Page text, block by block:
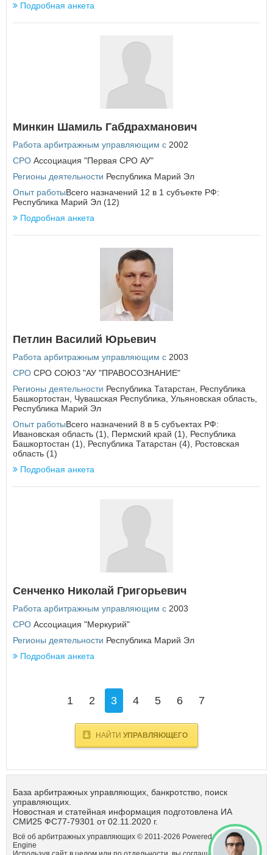
Подробная анкета
Минкин Шамиль Габдрахманович
Работа арбитражным управляющим с 2002
СРО Ассоциация "Первая СРО АУ"
Регионы деятельности Республика Марий Эл
Опыт работыВсего назначений 12 в 1 субъекте РФ:
Республика Марий Эл (12)
Подробная анкета
Петлин Василий Юрьевич
Работа арбитражным управляющим с 2003
СРО СРО СОЮЗ "АУ "ПРАВОСОЗНАНИЕ"
Регионы деятельности Республика Татарстан
Республика
Башкортостан
Чувашская Республика Ульяновская область
Республика Марий Эл
Опыт работыВсего назначений 8 в 5 субъектах РФ:
Ивановская область (1), Пермский край (1), Республика
Башкортостан (1), Республика Татарстан (4), Ростовская
область (1)
Подробная анкета
Сенченко Николай Григорьевич
Работа арбитражным управляющим с 2003
СРО Ассоциация "Меркурий"
Регионы деятельности Республика Марий Эл
Подробная анкета
1 2 3 4 5 6 7
НАЙТИ УПРАВЛЯЮЩЕГО
База арбитражных управляющих, банкротство, поиск
управляющих.
Новостная и статейная информация подготовлена ИА
СМИ25 ФС77-79301 от 02.11.2020 г.
Всё об арбитражных управляющих © 2011-2026 Powered by DataLife
Engine